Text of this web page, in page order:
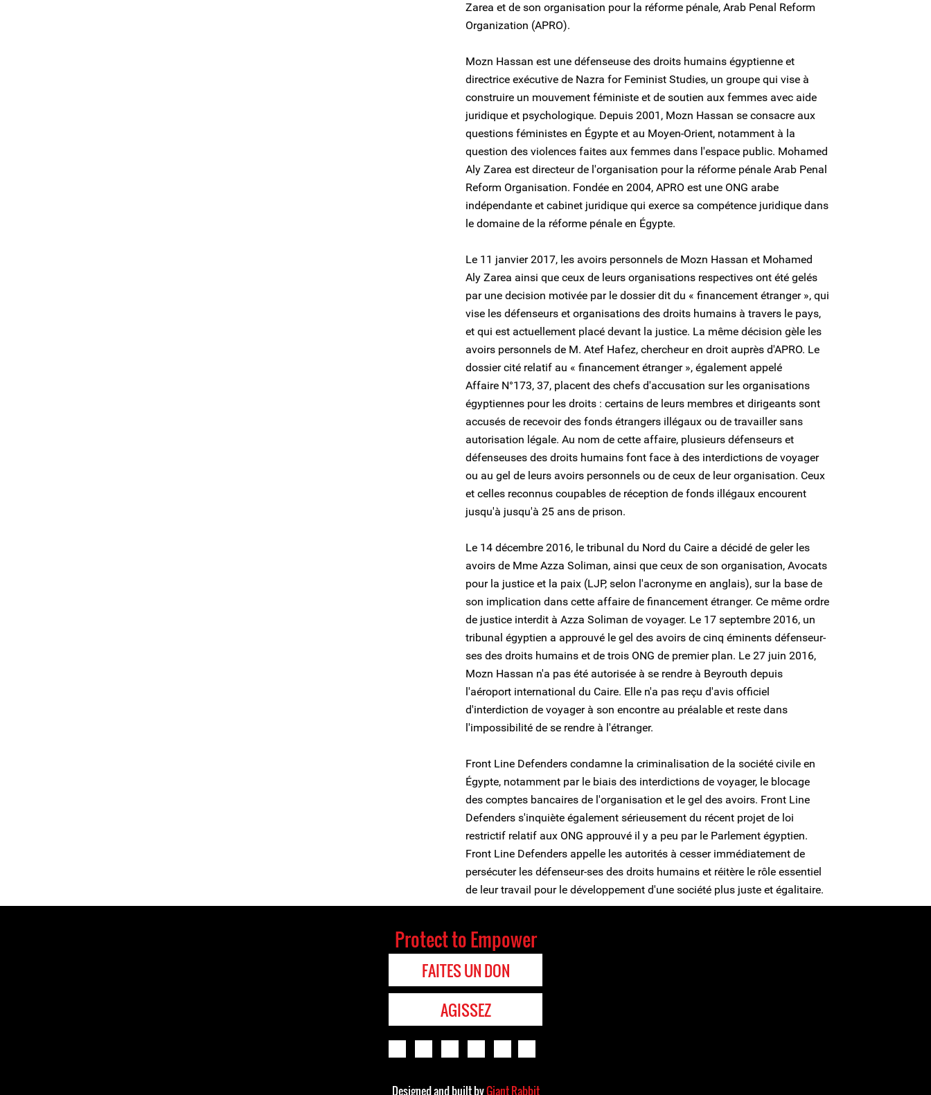
Zarea et de son organisation pour la réforme pénale, Arab Penal Reform
Organization (APRO).
Mozn Hassan est une défenseuse des droits humains égyptienne et
directrice exécutive de Nazra for Feminist Studies, un groupe qui vise à
construire un mouvement féministe et de soutien aux femmes avec aide
juridique et psychologique. Depuis 2001, Mozn Hassan se consacre aux
questions féministes en Égypte et au Moyen-Orient, notamment à la
question des violences faites aux femmes dans l'espace public. Mohamed
Aly Zarea est directeur de l'organisation pour la réforme pénale Arab Penal
Reform Organisation. Fondée en 2004, APRO est une ONG arabe
indépendante et cabinet juridique qui exerce sa compétence juridique dans
le domaine de la réforme pénale en Égypte.
Le 11 janvier 2017, les avoirs personnels de Mozn Hassan et Mohamed
Aly Zarea ainsi que ceux de leurs organisations respectives ont été gelés
par une decision motivée par le dossier dit du « financement étranger », qui
vise les défenseurs et organisations des droits humains à travers le pays,
et qui est actuellement placé devant la justice. La même décision gèle les
avoirs personnels de M. Atef Hafez, chercheur en droit auprès d'APRO. Le
dossier cité relatif au « financement étranger », également appelé
Affaire N°173, 37, placent des chefs d'accusation sur les organisations
égyptiennes pour les droits : certains de leurs membres et dirigeants sont
accusés de recevoir des fonds étrangers illégaux ou de travailler sans
autorisation légale. Au nom de cette affaire, plusieurs défenseurs et
défenseuses des droits humains font face à des interdictions de voyager
ou au gel de leurs avoirs personnels ou de ceux de leur organisation. Ceux
et celles reconnus coupables de réception de fonds illégaux encourent
jusqu'à jusqu'à 25 ans de prison.
Le 14 décembre 2016, le tribunal du Nord du Caire a décidé de geler les
avoirs de Mme Azza Soliman, ainsi que ceux de son organisation, Avocats
pour la justice et la paix (LJP, selon l'acronyme en anglais), sur la base de
son implication dans cette affaire de financement étranger. Ce même ordre
de justice interdit à Azza Soliman de voyager. Le 17 septembre 2016, un
tribunal égyptien a approuvé le gel des avoirs de cinq éminents défenseur-
ses des droits humains et de trois ONG de premier plan. Le 27 juin 2016,
Mozn Hassan n'a pas été autorisée à se rendre à Beyrouth depuis
l'aéroport international du Caire. Elle n'a pas reçu d'avis officiel
d'interdiction de voyager à son encontre au préalable et reste dans
l'impossibilité de se rendre à l'étranger.
Front Line Defenders condamne la criminalisation de la société civile en
Égypte, notamment par le biais des interdictions de voyager, le blocage
des comptes bancaires de l'organisation et le gel des avoirs. Front Line
Defenders s'inquiète également sérieusement du récent projet de loi
restrictif relatif aux ONG approuvé il y a peu par le Parlement égyptien.
Front Line Defenders appelle les autorités à cesser immédiatement de
persécuter les défenseur-ses des droits humains et réitère le rôle essentiel
de leur travail pour le développement d'une société plus juste et égalitaire.
Protect to Empower
FAITES UN DON
AGISSEZ
Designed and built byGiant Rabbit